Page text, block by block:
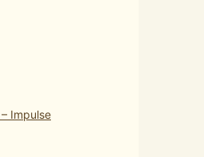
Impulse